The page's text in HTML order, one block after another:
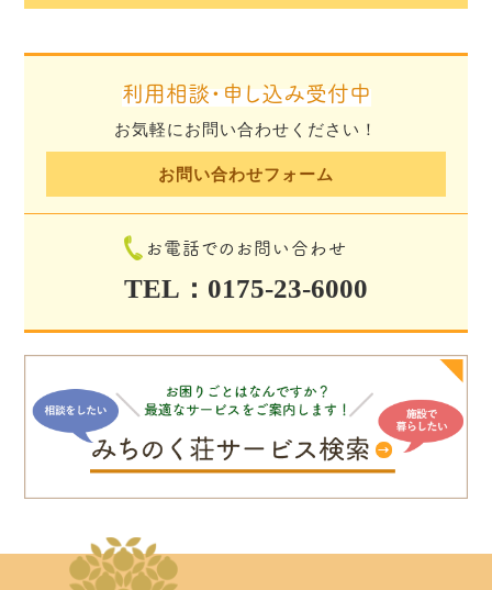
利用相談・申し込み受付中
お気軽にお問い合わせください！
お問い合わせフォーム
お電話でのお問い合わせ
TEL：0175-23-6000